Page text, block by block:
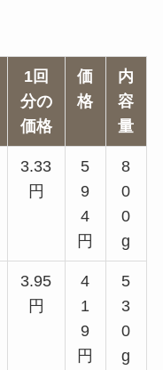
1回
分の
価格
価
格
内
容
量
3.33
円
5
9
4
円
8
0
0
g
3.95
円
4
1
9
円
5
3
0
g